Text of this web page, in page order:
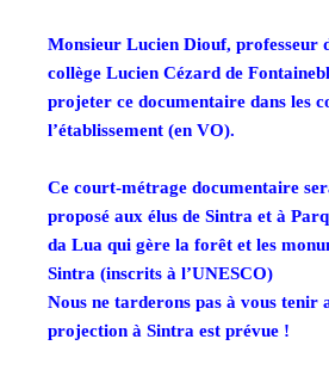
Monsieur Lucien Diouf, professeur
collège Lucien Cézard de
projeter ce documentaire dans les
l’établissement (en VO).
Ce court-métrage documentaire
proposé aux élus de Sintra et à
da Lua qui gère la forêt et les
Sintra (inscrits à l’UNESCO)
Nous ne tarderons pas à vous tenir
projection à Sintra est prévue !